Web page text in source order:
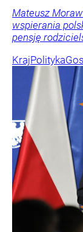
Mateusz
wspierania
pensję
KrajPolityka